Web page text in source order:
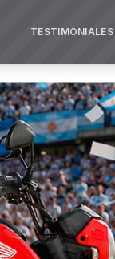
TESTIMONIALES